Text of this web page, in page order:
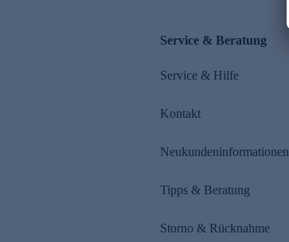
Service & Beratung
Service & Hilfe
Kontakt
Neukundeninformationen
Tipps & Beratung
Storno & Rücknahme